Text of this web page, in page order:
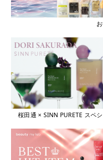
桜田通 × SINN PURETE スペ